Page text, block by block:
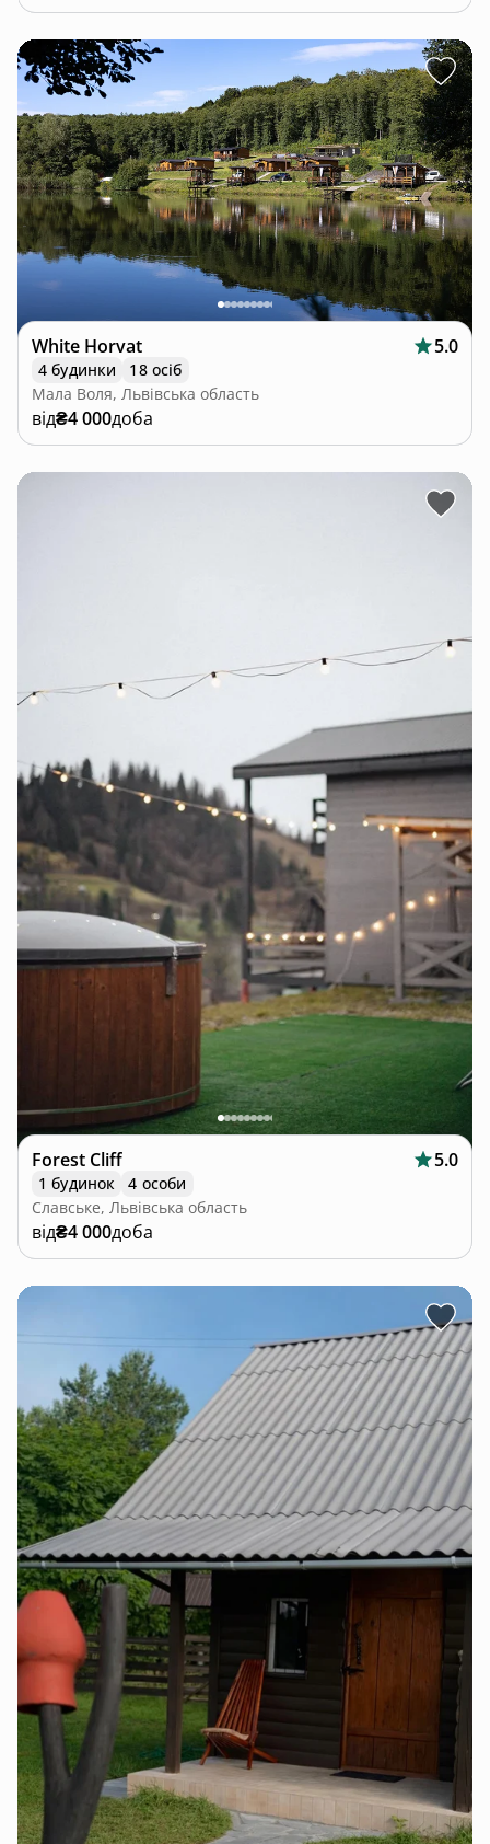
White Horvat 5.0
4 будинки
18 осіб
Мала Воля, Львівська область
від₴4 000доба
Forest Cliff 5.0
1 будинок
4 особи
Славське, Львівська область
від₴4 000доба